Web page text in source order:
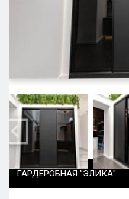
ГАРДЕРОБНАЯ "ЭЛИКА"